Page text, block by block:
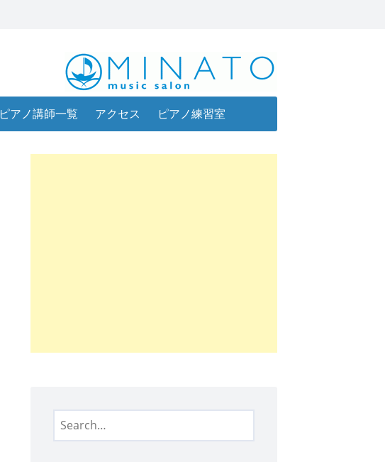
ピアノ講師一覧 アクセス ピアノ練習室
Search